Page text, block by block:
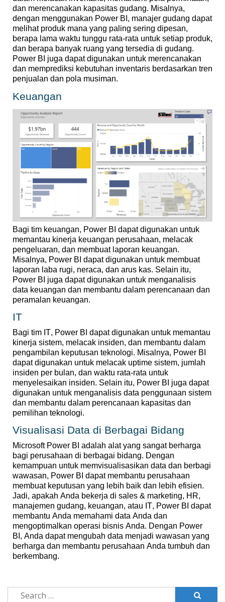
dan merencanakan kapasitas gudang. Misalnya,
dengan menggunakan Power BI, manajer gudang dapat
melihat produk mana yang paling sering dipesan,
berapa lama waktu tunggu rata-rata untuk setiap produk,
dan berapa banyak ruang yang tersedia di gudang.
Power BI juga dapat digunakan untuk merencanakan
dan memprediksi kebutuhan inventaris berdasarkan tren
penjualan dan pola musiman.
Keuangan
Bagi tim keuangan, Power BI dapat digunakan untuk
memantau kinerja keuangan perusahaan, melacak
pengeluaran, dan membuat laporan keuangan.
Misalnya, Power BI dapat digunakan untuk membuat
laporan laba rugi, neraca, dan arus kas. Selain itu,
Power BI juga dapat digunakan untuk menganalisis
data keuangan dan membantu dalam perencanaan dan
peramalan keuangan.
IT
Bagi tim IT, Power BI dapat digunakan untuk memantau
kinerja sistem, melacak insiden, dan membantu dalam
pengambilan keputusan teknologi. Misalnya, Power BI
dapat digunakan untuk melacak uptime sistem, jumlah
insiden per bulan, dan waktu rata-rata untuk
menyelesaikan insiden. Selain itu, Power BI juga dapat
digunakan untuk menganalisis data penggunaan sistem
dan membantu dalam perencanaan kapasitas dan
pemilihan teknologi.
Visualisasi Data di Berbagai Bidang
Microsoft Power BI adalah alatyang sangat berharga
bagi perusahaan di berbagai bidang. Dengan
kemampuan untuk memvisualisasikan data dan berbagi
wawasan, Power BI dapat membantu perusahaan
membuat keputusan yang lebih baik dan lebih efisien.
Jadi, apakah Anda bekerja di sales & marketing, HR,
manajemen gudang, keuangan, atau IT, Power BI dapat
membantu Anda memahami data Anda dan
mengoptimalkan operasi bisnis Anda. Dengan Power
BI, Anda dapat mengubah data menjadi wawasan yang
berharga dan membantu perusahaan Anda tumbuh dan
berkembang.